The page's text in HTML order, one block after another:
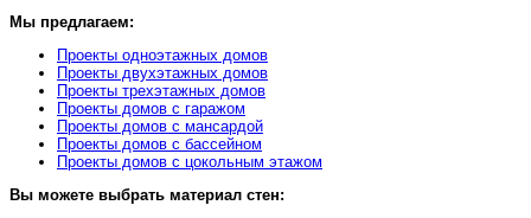
Мы предлагаем:
Проекты одноэтажных домов
Проекты двухэтажных домов
Проекты трехэтажных домов
Проекты домов с гаражом
Проекты домов с мансардой
Проекты домов с бассейном
Проекты домов с цокольным этажом
Вы можете выбрать материал стен: